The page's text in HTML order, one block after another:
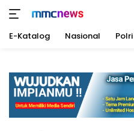
konten
E-Katalog Nasional Polri